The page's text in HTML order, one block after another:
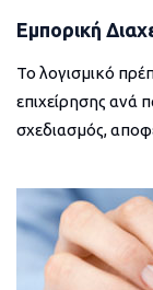
Εμπορική
Το λογισμικό
επιχείρησης ανά
σχεδιασμός,